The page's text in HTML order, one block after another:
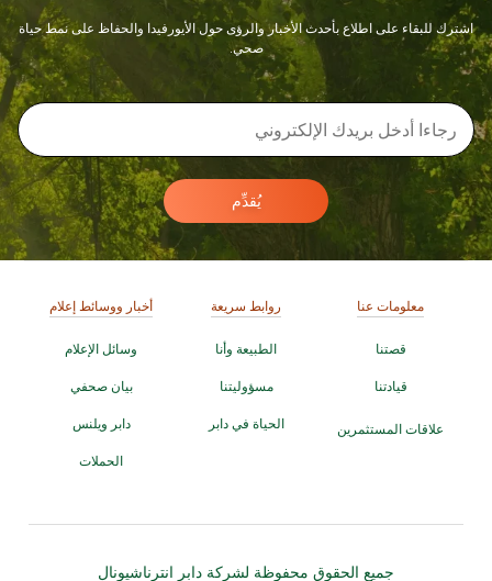
اشترك للبقاء على اطلاع بأحدث الأخبار والرؤى حول الأيورفيدا والحفاظ على نمط حياة
صحي.
يُقدِّم
معلومات عنا
قصتنا
قيادتنا
علاقات المستثمرين
روابط سريعة
الطبيعة وأنا
مسؤوليتنا
الحياة في دابر
أخبار ووسائط إعلام
وسائل الإعلام
بيان صحفي
دابر ويلنس
الحملات
جميع الحقوق محفوظة لشركة دابر انترناشيونال